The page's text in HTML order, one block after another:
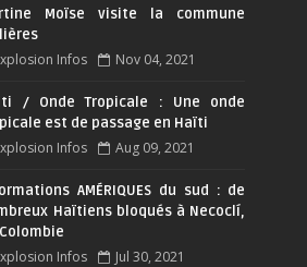
Moïse visite la commune
Infos Nov 04, 2021
/ Onde Tropicale : Une onde
est de passage en Haïti
Infos Aug 09, 2021
AMÉRIQUES du sud : de
Haïtiens bloqués à Necoclí,
Infos Jul 30, 2021